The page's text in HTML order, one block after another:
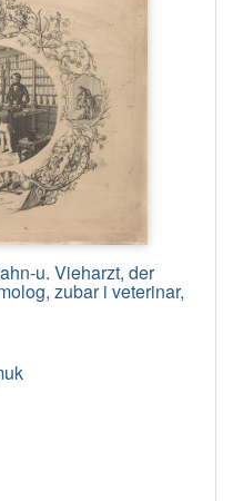
u. Vieharzt, der
zubar i veterinar,